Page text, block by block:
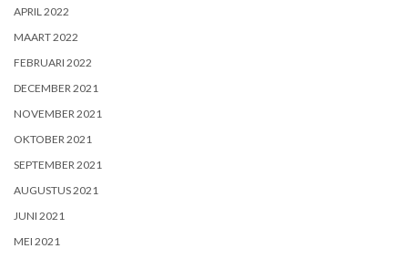
APRIL 2022
MAART 2022
FEBRUARI 2022
DECEMBER 2021
NOVEMBER 2021
OKTOBER 2021
SEPTEMBER 2021
AUGUSTUS 2021
JUNI 2021
MEI 2021